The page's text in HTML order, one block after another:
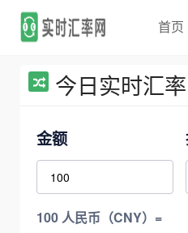
首页
今日实时汇率
金额
100 人民币（CNY）=